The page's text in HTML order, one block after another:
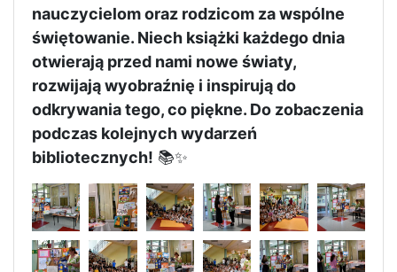
nauczycielom oraz rodzicom za wspólne
świętowanie. Niech książki każdego dnia
otwierają przed nami nowe światy,
rozwijają wyobraźnię i inspirują do
odkrywania tego, co piękne. Do zobaczenia
podczas kolejnych wydarzeń
bibliotecznych! 📚✨